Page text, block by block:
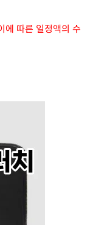
에 따른 일정액의 수